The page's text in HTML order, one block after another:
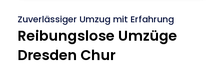
Zuverlässiger Umzug mit Erfahrung
Reibungslose Umzüge
Dresden Chur